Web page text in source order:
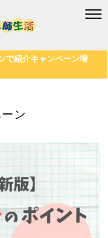
で紹介キャンペーン増
ン